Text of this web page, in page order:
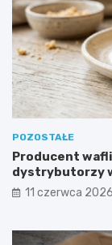
POZOSTAŁE
Producent
dystrybutorzy
11 czerwca 2026